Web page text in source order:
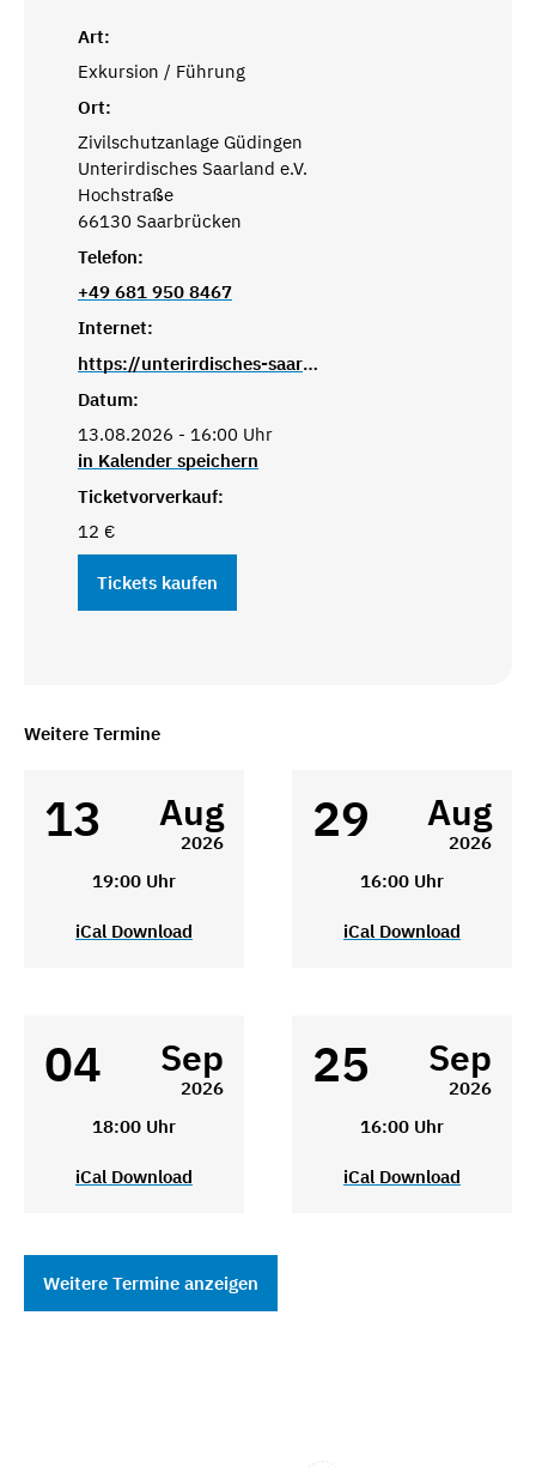
Art:
Exkursion / Führung
Ort:
Zivilschutzanlage Güdingen
Unterirdisches Saarland e.V.
Hochstraße
66130 Saarbrücken
Telefon:
+49 681 950 8467
Internet:
https://unterirdisches-saarbruecken.de
Datum:
13.08.2026 - 16:00 Uhr
in Kalender speichern
Ticketvorverkauf:
12 €
Tickets kaufen
Weitere Termine
13 Aug
2026
19:00 Uhr
iCal Download
29 Aug
2026
16:00 Uhr
iCal Download
04 Sep
2026
18:00 Uhr
iCal Download
25 Sep
2026
16:00 Uhr
iCal Download
Weitere Termine anzeigen